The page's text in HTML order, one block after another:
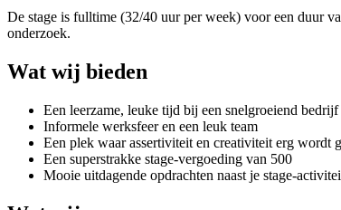
De stage is fulltime (32/40 uur per week) voor een duur
onderzoek.
Wat wij bieden
Een leerzame, leuke tijd bij een snelgroeiend bedrijf
Informele werksfeer en een leuk team
Een plek waar assertiviteit en creativiteit erg wordt
Een superstrakke stage-vergoeding van 500
Mooie uitdagende opdrachten naast je stage-